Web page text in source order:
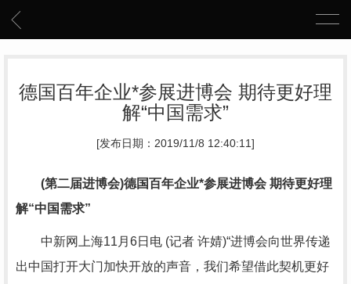
德国百年企业*参展进博会 期待更好理
解“中国需求”
[发布日期：2019/11/8 12:40:11]
(第二届进博会)德国百年企业*参展进博会 期待更好理
解“中国需求”
中新网上海11月6日电 (记者 许婧)“进博会向世界传递
出中国打开大门加快开放的声音，我们希望借此契机更好